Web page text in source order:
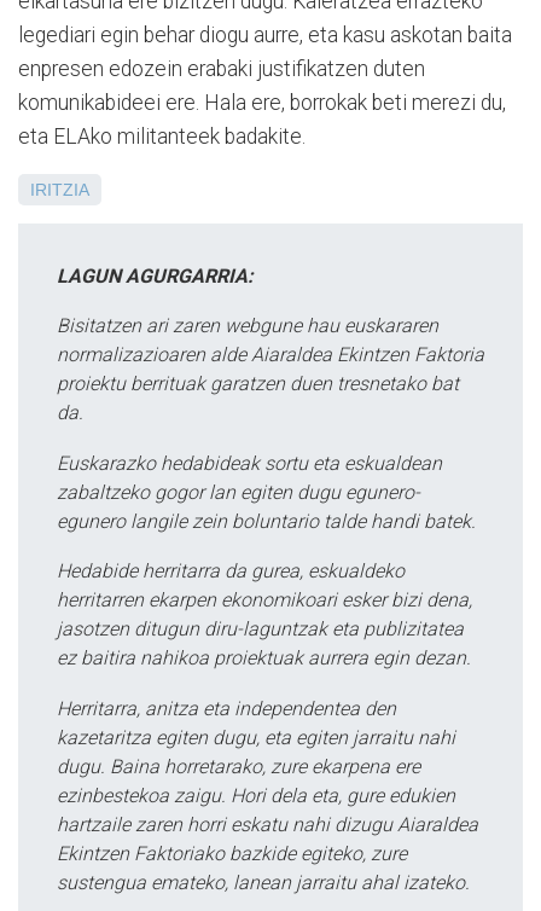
legediari egin behar diogu aurre, eta kasu askotan baita
enpresen edozein erabaki justifikatzen duten
komunikabideei ere. Hala ere, borrokak beti merezi du,
eta ELAko militanteek badakite.
IRITZIA
LAGUN AGURGARRIA:
Bisitatzen ari zaren webgune hau euskararen
normalizazioaren alde Aiaraldea Ekintzen Faktoria
proiektu berrituak garatzen duen tresnetako bat
da.
Euskarazko hedabideak sortu eta eskualdean
zabaltzeko gogor lan egiten dugu egunero-
egunero langile zein boluntario talde handi batek.
Hedabide herritarra da gurea, eskualdeko
herritarren ekarpen ekonomikoari esker bizi dena,
jasotzen ditugun diru-laguntzak eta publizitatea
ez baitira nahikoa proiektuak aurrera egin dezan.
Herritarra, anitza eta independentea den
kazetaritza egiten dugu, eta egiten jarraitu nahi
dugu. Baina horretarako, zure ekarpena ere
ezinbestekoa zaigu. Hori dela eta, gure edukien
hartzaile zaren horri eskatu nahi dizugu Aiaraldea
Ekintzen Faktoriako bazkide egiteko, zure
sustengua emateko, lanean jarraitu ahal izateko.